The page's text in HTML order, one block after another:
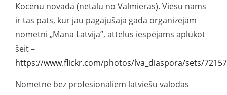
Kocēnu novadā (netālu no Valmieras). Viesu nams
ir tas pats, kur jau pagājušajā gadā organizējām
nometni „Mana Latvija”, attēlus iespējams aplūkot
šeit –
https://www.flickr.com/photos/lva_diaspora/sets/
Nometnē bez profesionāliem latviešu valodas